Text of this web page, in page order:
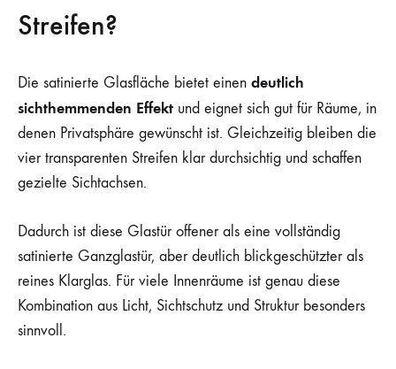
Streifen?
Die satinierte Glasfläche bietet einen deutlich
sichthemmenden Effekt und eignet sich gut für Räume, in
denen Privatsphäre gewünscht ist. Gleichzeitig bleiben die
vier transparenten Streifen klar durchsichtig und schaffen
gezielte Sichtachsen.
Dadurch ist diese Glastür offener als eine vollständig
satinierte Ganzglastür, aber deutlich blickgeschützter als
reines Klarglas. Für viele Innenräume ist genau diese
Kombination aus Licht, Sichtschutz und Struktur besonders
sinnvoll.